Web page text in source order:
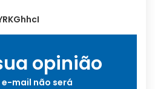
opinião
e-mail não será